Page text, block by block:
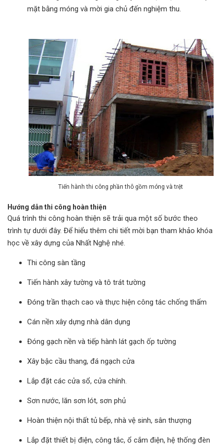
mặt bằng móng và mời gia chủ đến nghiệm thu.
Tiến hành thi công phần thô gồm móng và trệt
Hướng dẫn thi công hoàn thiện
Quá trình thi công hoàn thiện sẽ trải qua một số bước theo
trình tự dưới đây. Để hiểu thêm chi tiết mời bạn tham khảo khóa
học về xây dựng của Nhất Nghệ nhé.
Thi công sàn tầng
Tiến hành xây tường và tô trát tường
Đóng trần thạch cao và thực hiện công tác chống thấm
Cán nền xây dựng nhà dân dụng
Đóng gạch nền và tiếp hành lát gạch ốp tường
Xây bậc cầu thang, đá ngạch cửa
Lắp đặt các cửa sổ, cửa chính.
Sơn nước, lăn sơn lót, sơn phủ
Hoàn thiện nội thất tủ bếp, nhà vệ sinh, sân thượng
Lắp đặt thiết bị điện, công tắc, ổ cắm điện, hệ thống đèn